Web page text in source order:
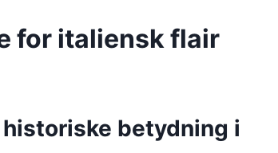
for italiensk flair
betydning i